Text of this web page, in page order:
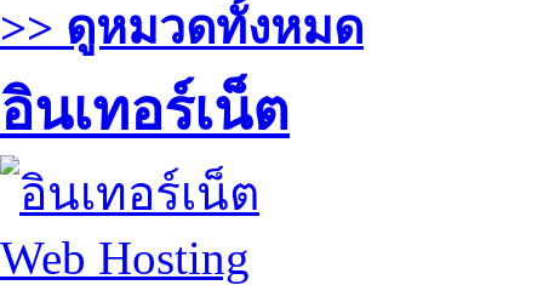
>> ดูหมวดทั้งหมด
อินเทอร์เน็ต
Web Hosting